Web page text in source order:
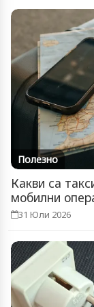
Полезно
Какви са
мобилни
31 Юли 2026